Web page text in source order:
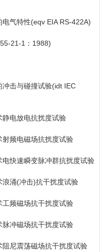
气特性(eqv EIA RS-422A)
21-1：1988)
击与碰撞试验(idt IEC
静电放电抗扰度试验
频电磁场抗扰度试验
快速瞬变脉冲群抗扰度试验
涌(冲击)抗干扰度试验
频磁场抗干扰度试验
冲磁场抗干扰度试验
尼震荡磁场抗干扰度试验